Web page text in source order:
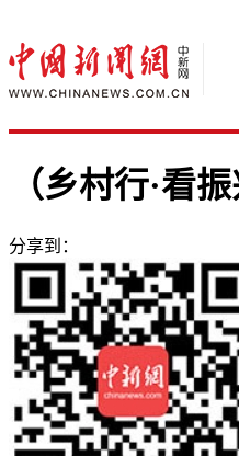
（乡村行·看
分享到：